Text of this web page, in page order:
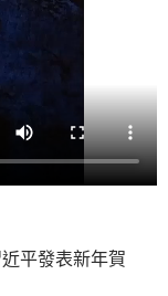
平發表新年賀